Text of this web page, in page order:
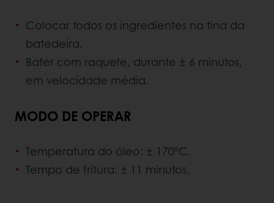
Colocar todos os ingredientes na tina da
batedeira.
Bater com raquete, durante ± 6 minutos,
em velocidade média.
MODO DE OPERAR
Temperatura do óleo: ± 170ºC.
Tempo de fritura: ± 11 minutos.